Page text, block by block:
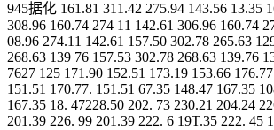
945据化 161.81 311.42 275.94 143.56 13.35
308.96 160.74 274 11 142.61 306.96 160.74
08.96 274.11 142.61 157.50 302.78 265.63
268.63 139 76 157.53 302.78 268.63 139.76
7627 125 171.90 152.51 173.19 153.66
151.51 170.77. 151.51 67.35 148.47 167.35
167.35 18. 47228.50 202. 73 230.21 204.24
201.39 226. 99 201.39 222. 6 19T.35 222. 45